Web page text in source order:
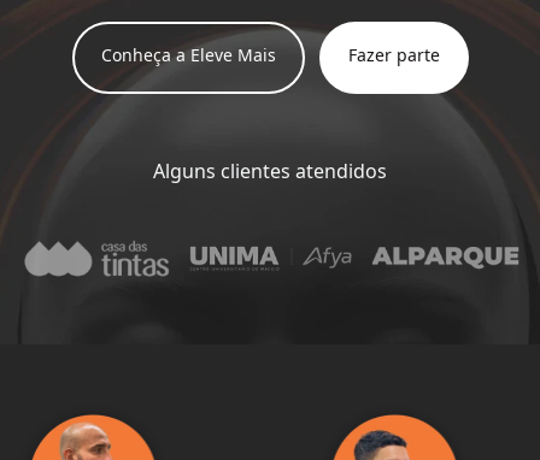
Conheça a Eleve Mais Fazer parte
Alguns clientes atendidos